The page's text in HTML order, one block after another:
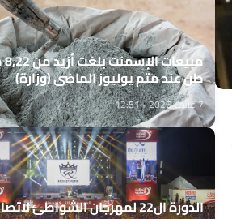
طن عند متم يوليوز الماضي (وزارة)
7 غشت 2026 - 12:51
الدورة ال22 لمهرجان الشواطئ